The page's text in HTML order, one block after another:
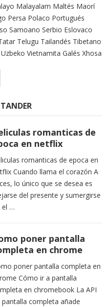
Malayalam Maltés Maorí
Persa Polaco Portugués
Samoano Serbio Eslovaco
Telugu Tailandés Tibetano
Vietnamita Galés Xhosa
romanticas de
en netflix
romanticas de epoca en
Cuando llama el corazón A
lo único que se desea es
del presente y sumergirse
el …
poner pantalla
en chrome
poner pantalla completa en
Cómo ir a pantalla
en chromebook La API
pantalla completa añade